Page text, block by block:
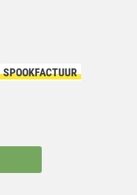
SPOOKFACTUUR